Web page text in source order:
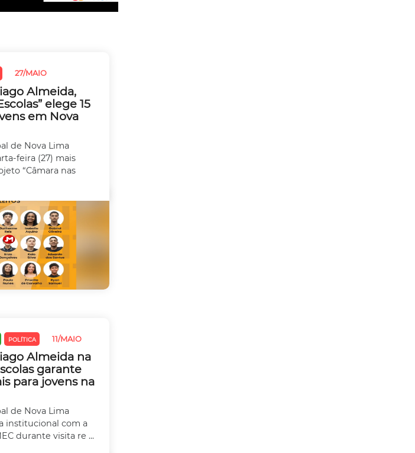
27/MAIO
Almeida,
elege 15
em Nova
de Nova Lima
feira (27) mais
“Câmara nas
POLÍTICA 11/MAIO
Almeida na
garante
para jovens na
de Nova Lima
institucional com a
durante visita re ...